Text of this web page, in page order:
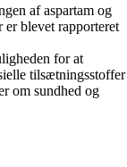
af aspartam og
er blevet rapporteret
for at
tilsætningsstoffer
om sundhed og